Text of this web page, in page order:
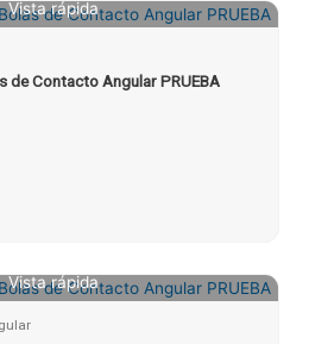
Vista rápida
de Contacto Angular PRUEBA
Vista rápida